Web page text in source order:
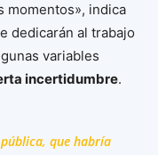
momentos», indica
dedicarán al trabajo
variables
incertidumbre.
que habría